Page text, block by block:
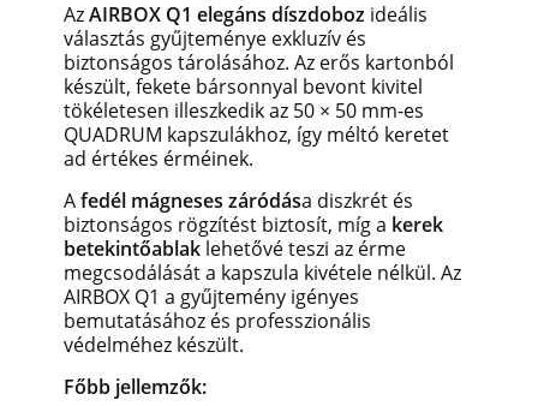
AzAIRBOX Q1 elegáns díszdoboz ideális
választás gyűjteménye exkluzív és
biztonságos tárolásához. Az erős kartonból
készült, fekete bársonnyal bevont kivitel
tökéletesen illeszkedik az 50 × 50 mm-es
QUADRUM kapszulákhoz, így méltó keretet
ad értékes érméinek.
Afedél mágneses záródása diszkrét és
biztonságos rögzítést biztosít, míg a kerek
betekintőablak lehetővé teszi az érme
megcsodálását a kapszula kivétele nélkül. Az
AIRBOX Q1 a gyűjtemény igényes
bemutatásához és professzionális
védelméhez készült.
Főbb jellemzők: